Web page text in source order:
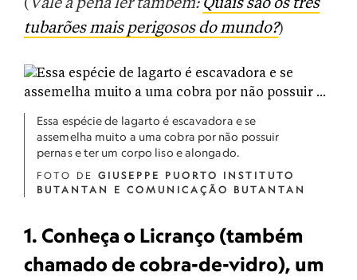
( Vale a pena ler também: Quais são os três
tubarões mais perigosos do mundo?)
Essa espécie de lagarto é escavadora e se
assemelha muito a uma cobra por não possuir
pernas e ter um corpo liso e alongado.
FOTO DE GIUSEPPE PUORTO INSTITUTO
BUTANTAN E COMUNICAÇÃO BUTANTAN
1. Conheça o Licranço (também
chamado de cobra-de-vidro), um